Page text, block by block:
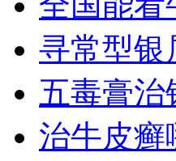
寻常型银
五毒膏治
治牛皮癣